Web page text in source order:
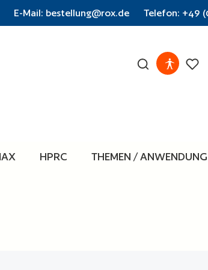
E-Mail: bestellung@rox.de Telefon: +49
HPRC THEMEN / ANWENDUNG